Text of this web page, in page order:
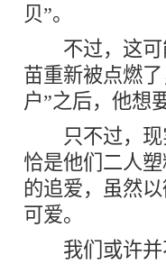
贝”。
不过，这可
苗重新被点燃
户”之后，他想
只不过，现
恰是他们二人
的追爱，虽然
可爱。
我们或许并